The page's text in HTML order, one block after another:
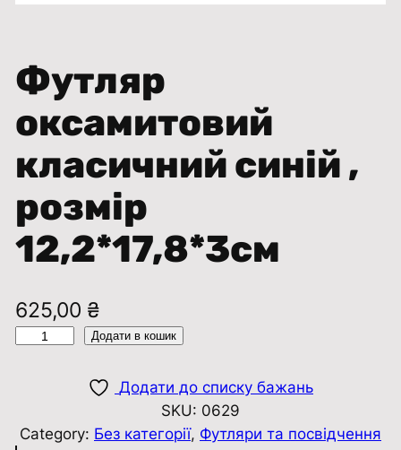
Футляр
оксамитовий
класичний синій ,
розмір
12,2*17,8*3см
625,00 ₴
я
Додати в кошик
Додати до списку бажань
SKU: 0629
Category: Без категорії, Футляри та посвідчення